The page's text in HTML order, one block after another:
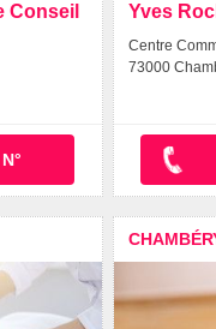
Conseil
Yves
Centre
73000